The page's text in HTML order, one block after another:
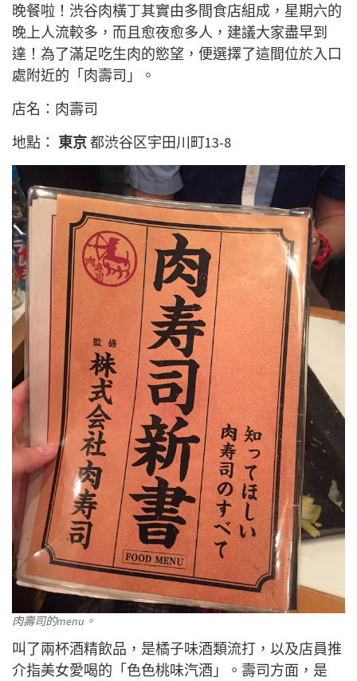
晚餐啦！渋谷肉橫丁其實由多間食店組成，星期六的
晚上人流較多，而且愈夜愈多人，建議大家盡早到
達！為了滿足吃生肉的慾望，便選擇了這間位於入口
處附近的「肉壽司」。
店名：肉壽司
地點： 東京都渋谷区宇田川町13-8
肉壽司的menu。
叫了兩杯酒精飲品，是橘子味酒類流打，以及店員推
介指美女愛喝的「色色桃味汽酒」。壽司方面，是